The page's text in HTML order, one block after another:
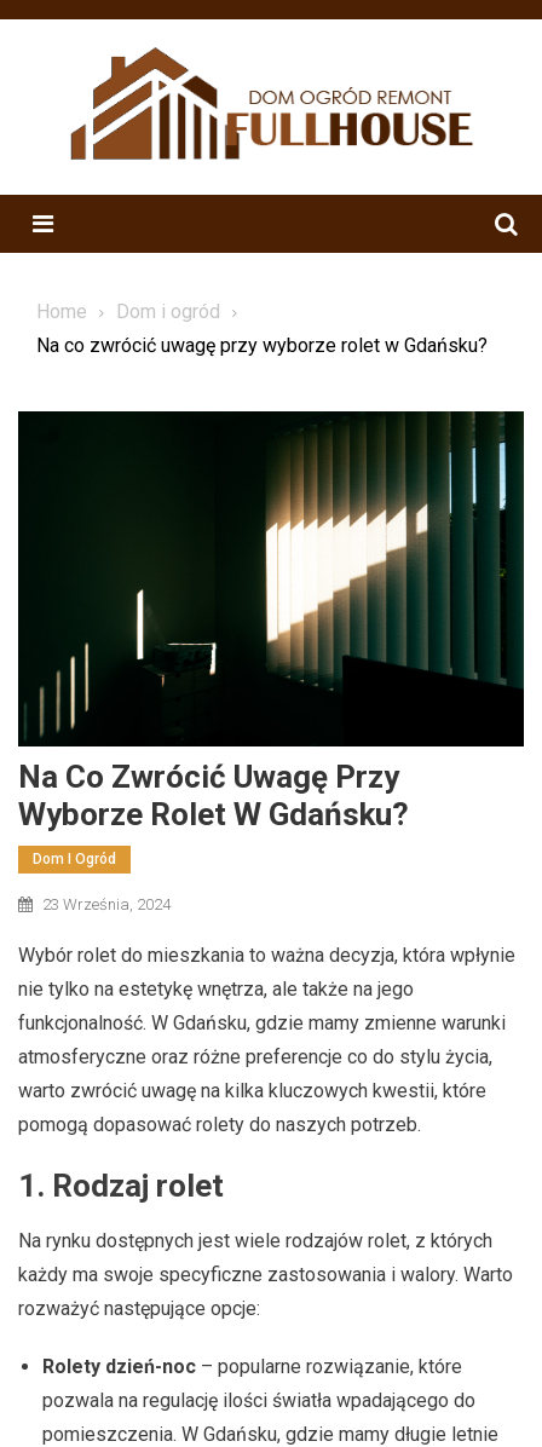
Skip
Menu
Home
Dom i ogród
Na co zwrócić uwagę przy wyborze rolet w Gdańsku?
Na Co Zwrócić Uwagę Przy
Wyborze Rolet W Gdańsku?
Dom I Ogród
23 Września, 2024
Wybór rolet do mieszkania to ważna decyzja, która wpłynie
nie tylko na estetykę wnętrza, ale także na jego
funkcjonalność. W Gdańsku, gdzie mamy zmienne warunki
atmosferyczne oraz różne preferencje co do stylu życia,
warto zwrócić uwagę na kilka kluczowych kwestii, które
pomogą dopasować rolety do naszych potrzeb.
1. Rodzaj rolet
Na rynku dostępnych jest wiele rodzajów rolet, z których
każdy ma swoje specyficzne zastosowania i walory. Warto
rozważyć następujące opcje:
Rolety dzień-noc – popularne rozwiązanie, które
pozwala na regulację ilości światła wpadającego do
pomieszczenia. W Gdańsku, gdzie mamy długie letnie